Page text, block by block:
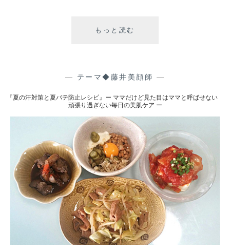
美
ケ
ア
もっと読む
の
果
的
使
い
方
』
マ
マ
だ
け
ど
見
— テーマ◆藤井美顔師 —
『夏の汗対策と夏バテ防止レシピ』ー ママだけど見た目はママと呼ばせない
頑張り過ぎない毎日の美肌ケア ー